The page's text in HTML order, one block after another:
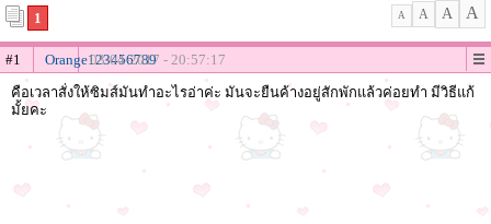
1 A A A A
#1 Orange123456789
03-04-2017 - 20:57:17
คือเวลาสั่งให้ซิมส์มันทำอะไรอ่าค่ะ มันจะยืนค้างอยู่สักพักแล้วค่อยทำ มีวิธีแก้
มั้ยคะ